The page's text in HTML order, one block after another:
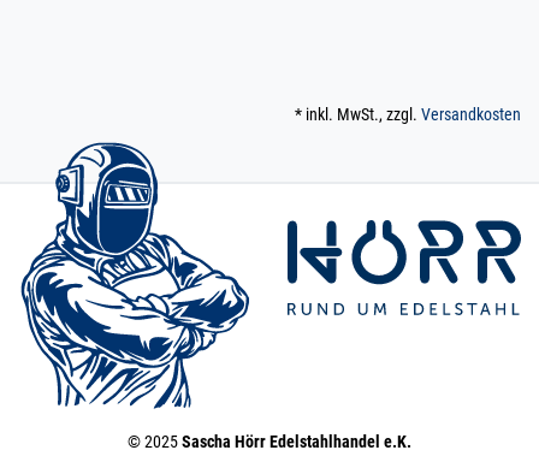
* inkl. MwSt., zzgl. Versandkosten
© 2025Sascha Hörr Edelstahlhandel e.K.